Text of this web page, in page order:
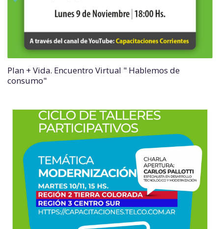
Plan + Vida. Encuentro Virtual " Hablemos de
consumo"